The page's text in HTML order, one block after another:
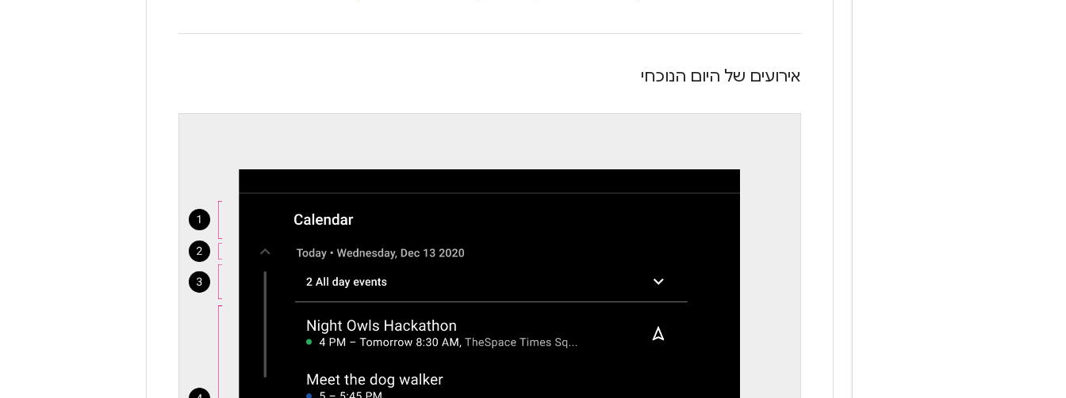
אירועים של היום הנוכחי